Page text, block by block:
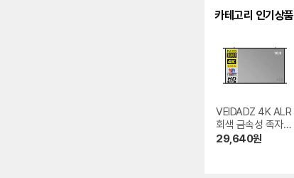
카테고리 인기상품
VEIDADZ 4K ALR
회색 금속성 족자형
빔프로젝터 스크린
29,640원